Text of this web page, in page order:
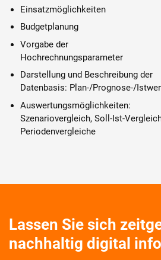
Einsatzmöglichkeiten
Budgetplanung
Vorgabe der
Hochrechnungsparameter
Darstellung und Beschreibung der
Datenbasis: Plan-/Prognose-/
Auswertungsmöglichkeiten:
Szenariovergleich, Soll-Ist-
Periodenvergleiche
Lassen Sie sich
nachhaltig digital